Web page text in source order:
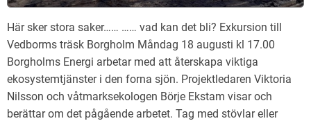
Här sker stora saker…… …… vad kan det bli? Exkursion till
Vedborms träsk Borgholm Måndag 18 augusti kl 17.00
Borgholms Energi arbetar med att återskapa viktiga
ekosystemtjänster i den forna sjön. Projektledaren Viktoria
Nilsson och våtmarksekologen Börje Ekstam visar och
berättar om det pågående arbetet. Tag med stövlar eller